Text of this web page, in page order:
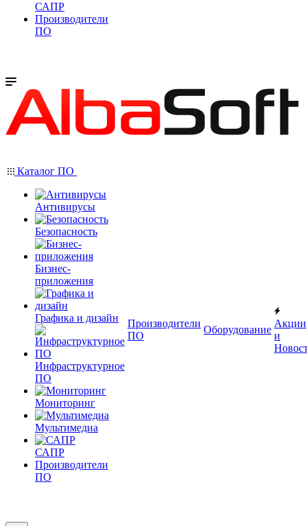
САПР
Производители
ПО
Каталог ПО
Антивирусы
Безопасность
Бизнес-
приложения
Графика и дизайн
Инфраструктурное
ПО
Мониторинг
Мультимедиа
САПР
Производители
ПО
Производители
ПО
Оборудование
Акции
и